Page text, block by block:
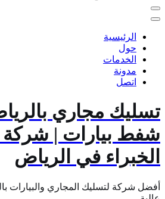
الرئيسية
حول
الخدمات
مدونة
اتصل
تسليك مجاري
شفط بيارات |
الخبراء في الرياض
أفضل شركة لتسليك المجاري والبيارات